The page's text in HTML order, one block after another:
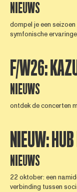
NIEUWS
dompel je een
symfonische
F/W26:
NIEUWS
ontdek de concerten
NIEUW:
NIEUWS
22 oktober: een
verbinding tussen